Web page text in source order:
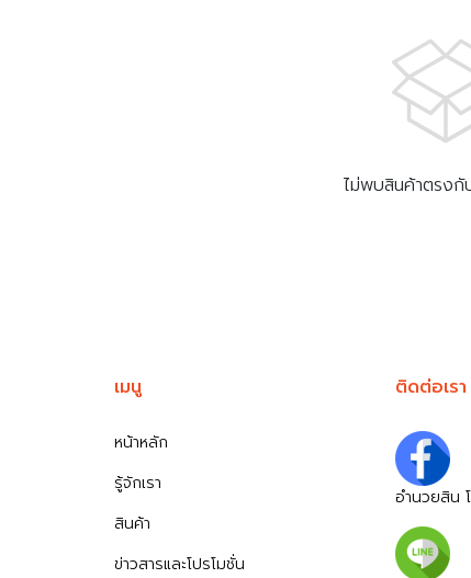
ไม่พบสินค้าตรง
เมนู
หน้าหลัก
รู้จักเรา
สินค้า
ข่าวสารและโปรโมชั่น
ติดต่อเรา
อำนวยสิน